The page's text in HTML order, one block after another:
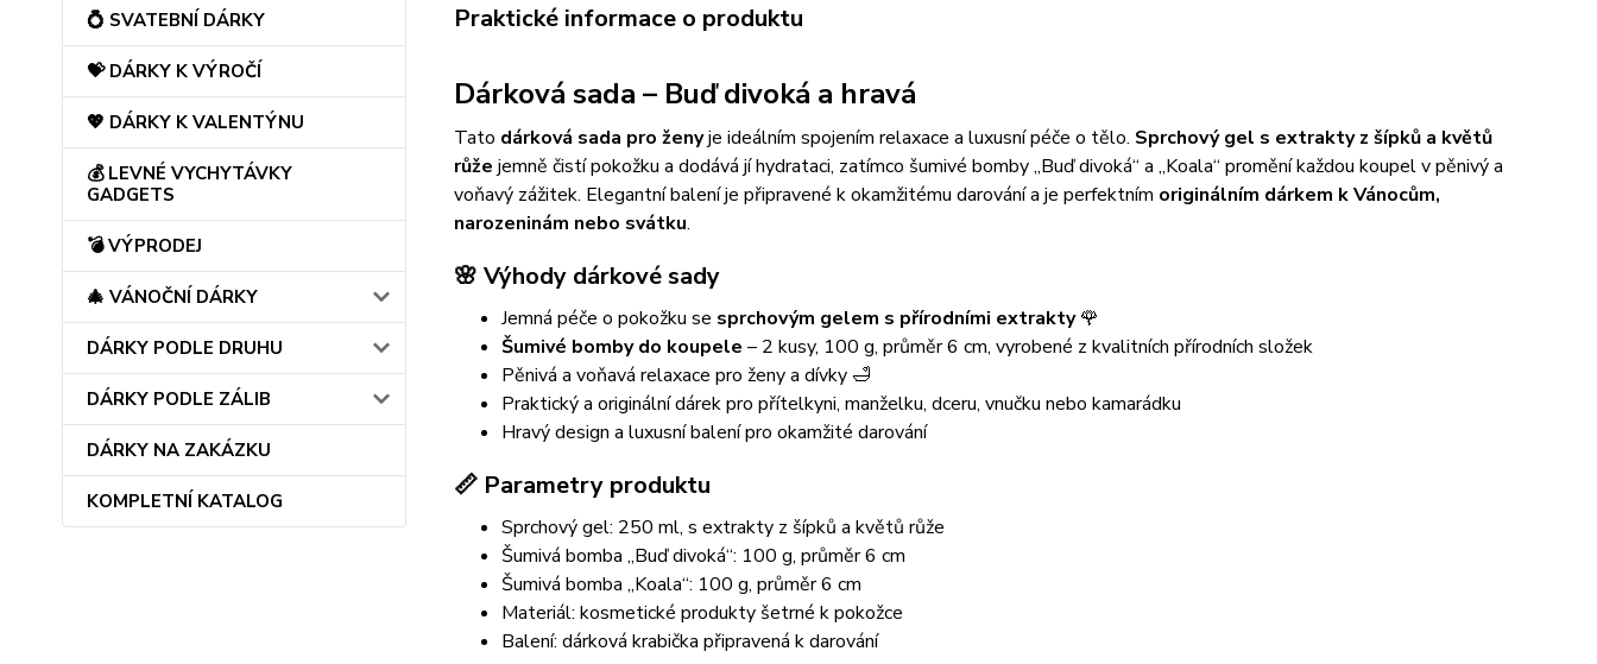
💍 SVATEBNÍ DÁRKY
💝 DÁRKY K VÝROČÍ
💖 DÁRKY K VALENTÝNU
💰 LEVNÉ VYCHYTÁVKY
GADGETS
💣 VÝPRODEJ
🎄 VÁNOČNÍ DÁRKY
DÁRKY PODLE DRUHU
DÁRKY PODLE ZÁLIB
DÁRKY NA ZAKÁZKU
KOMPLETNÍ KATALOG
Praktické informace o produktu
Dárková sada – Buď divoká a hravá
Tato dárková sada pro ženyje ideálním spojením relaxace a luxusní péče o tělo. Sprchový gel s extrakty z šípků a květů
růže jemně čistí pokožku a dodává jí hydrataci, zatímco šumivé bomby „Buď divoká“ a „Koala“ promění každou koupel v pěnivý a
voňavý zážitek. Elegantní balení je připravené k okamžitému darování a je perfektním originálním dárkem k Vánocům,
narozeninám nebo svátku.
🌸 Výhody dárkové sady
Jemná péče o pokožku se sprchovým gelem s přírodními extrakty🌹
Šumivé bomby do koupele – 2 kusy, 100 g, průměr 6 cm, vyrobené z kvalitních přírodních složek
Pěnivá a voňavá relaxace pro ženy a dívky 🛁
Praktický a originální dárek pro přítelkyni, manželku, dceru, vnučku nebo kamarádku
Hravý design a luxusní balení pro okamžité darování
📏 Parametry produktu
Sprchový gel: 250 ml, s extrakty z šípků a květů růže
Šumivá bomba „Buď divoká“: 100 g, průměr 6 cm
Šumivá bomba „Koala“: 100 g, průměr 6 cm
Materiál: kosmetické produkty šetrné k pokožce
Balení: dárková krabička připravená k darování